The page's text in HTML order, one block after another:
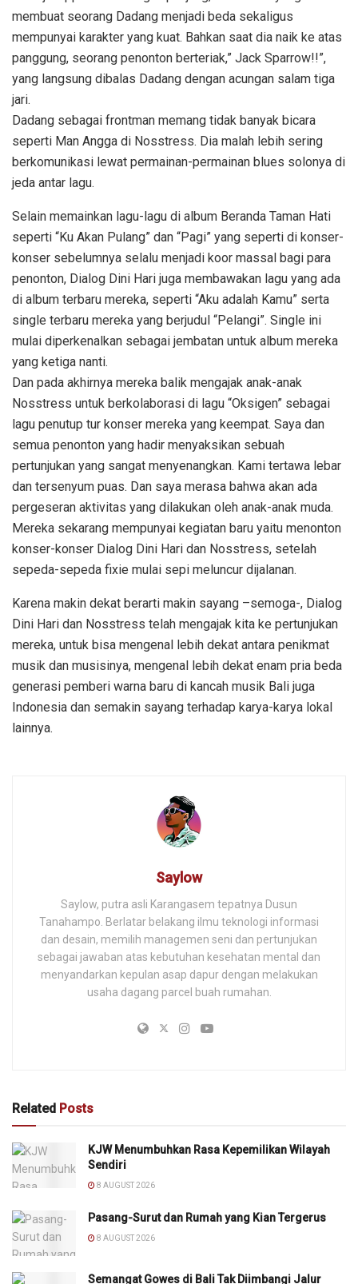
membuat seorang Dadang menjadi beda sekaligus
mempunyai karakter yang kuat. Bahkan saat dia naik ke atas
panggung, seorang penonton berteriak,” Jack Sparrow!!”,
yang langsung dibalas Dadang dengan acungan salam tiga
jari.
Dadang sebagai frontman memang tidak banyak bicara
seperti Man Angga di Nosstress. Dia malah lebih sering
berkomunikasi lewat permainan-permainan blues solonya di
jeda antar lagu.
Selain memainkan lagu-lagu di album Beranda Taman Hati
seperti “Ku Akan Pulang” dan “Pagi” yang seperti di konser-
konser sebelumnya selalu menjadi koor massal bagi para
penonton, Dialog Dini Hari juga membawakan lagu yang ada
di album terbaru mereka, seperti “Aku adalah Kamu” serta
single terbaru mereka yang berjudul “Pelangi”. Single ini
mulai diperkenalkan sebagai jembatan untuk album mereka
yang ketiga nanti.
Dan pada akhirnya mereka balik mengajak anak-anak
Nosstress untuk berkolaborasi di lagu “Oksigen” sebagai
lagu penutup tur konser mereka yang keempat. Saya dan
semua penonton yang hadir menyaksikan sebuah
pertunjukan yang sangat menyenangkan. Kami tertawa lebar
dan tersenyum puas. Dan saya merasa bahwa akan ada
pergeseran aktivitas yang dilakukan oleh anak-anak muda.
Mereka sekarang mempunyai kegiatan baru yaitu menonton
konser-konser Dialog Dini Hari dan Nosstress, setelah
sepeda-sepeda fixie mulai sepi meluncur dijalanan.
Karena makin dekat berarti makin sayang –semoga-, Dialog
Dini Hari dan Nosstress telah mengajak kita ke pertunjukan
mereka, untuk bisa mengenal lebih dekat antara penikmat
musik dan musisinya, mengenal lebih dekat enam pria beda
generasi pemberi warna baru di kancah musik Bali juga
Indonesia dan semakin sayang terhadap karya-karya lokal
lainnya.
Saylow
Saylow, putra asli Karangasem tepatnya Dusun
Tanahampo. Berlatar belakang ilmu teknologi informasi
dan desain, memilih managemen seni dan pertunjukan
sebagai jawaban atas kebutuhan kesehatan mental dan
menyandarkan kepulan asap dapur dengan melakukan
usaha dagang parcel buah rumahan.
Related Posts
KJW Menumbuhkan Rasa Kepemilikan Wilayah
Sendiri
8 AUGUST 2026
Pasang-Surut dan Rumah yang Kian Tergerus
8 AUGUST 2026
Semangat Gowes di Bali Tak Diimbangi Jalur